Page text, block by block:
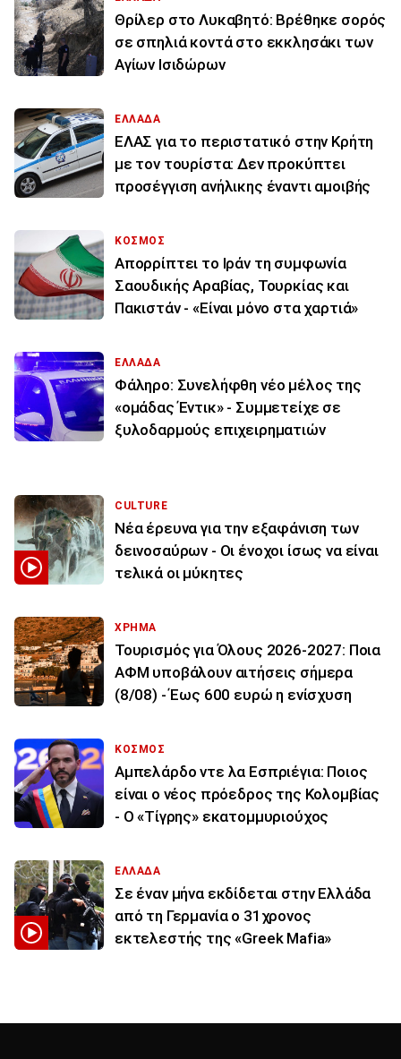
Θρίλερ στο Λυκαβητό: Βρέθηκε σορός
σε σπηλιά κοντά στο εκκλησάκι των
Αγίων Ισιδώρων
ΕΛΛΑΔΑ
ΕΛΑΣ για το περιστατικό στην Κρήτη
με τον τουρίστα: Δεν προκύπτει
προσέγγιση ανήλικης έναντι αμοιβής
ΚΟΣΜΟΣ
Απορρίπτει το Ιράν τη συμφωνία
Σαουδικής Αραβίας, Τουρκίας και
Πακιστάν - «Είναι μόνο στα χαρτιά»
ΕΛΛΑΔΑ
Φάληρο: Συνελήφθη νέο μέλος της
«ομάδας Έντικ» - Συμμετείχε σε
ξυλοδαρμούς επιχειρηματιών
CULTURE
Νέα έρευνα για την εξαφάνιση των
δεινοσαύρων - Οι ένοχοι ίσως να είναι
τελικά οι μύκητες
ΧΡΗΜΑ
Τουρισμός για Όλους 2026-2027: Ποια
ΑΦΜ υποβάλουν αιτήσεις σήμερα
(8/08) - Έως 600 ευρώ η ενίσχυση
ΚΟΣΜΟΣ
Αμπελάρδο ντε λα Εσπριέγια: Ποιος
είναι ο νέος πρόεδρος της Κολομβίας
- Ο «Τίγρης» εκατομμυριούχος
ΕΛΛΑΔΑ
Σε έναν μήνα εκδίδεται στην Ελλάδα
από τη Γερμανία ο 31χρονος
εκτελεστής της «Greek Mafia»